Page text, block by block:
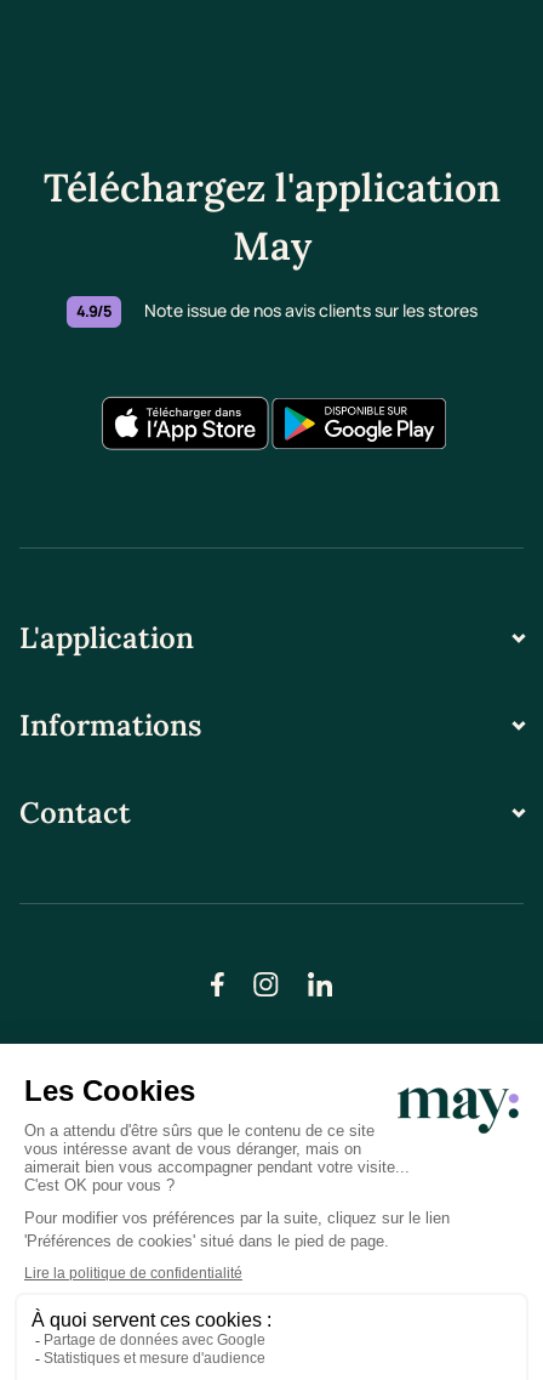
Téléchargez l'application
May
4.9/5 Note issue de nos avis clients sur les stores
L'application
Informations
Contact
© LN CARE 2026
Politique de confidentialité
Conditions générales d’utilisation
Plan du site
Crédits photos